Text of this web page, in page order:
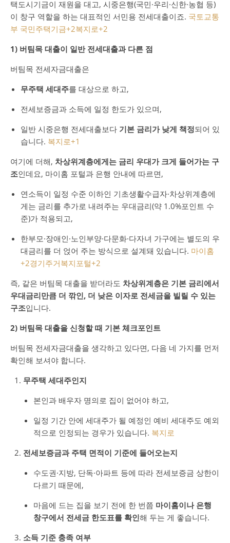
택도시기금이 재원을 대고, 시중은행(국민·우리·신한·농협 등)
이 창구 역할을 하는 대표적인 서민용 전세대출이죠. 국토교통
부 국민주택기금+2복지로+2
1) 버팀목 대출이 일반 전세대출과 다른 점
버팀목 전세자금대출은
무주택 세대주를 대상으로 하고,
전세보증금과 소득에 일정 한도가 있으며,
일반 시중은행 전세대출보다 기본 금리가 낮게 책정되어 있
습니다. 복지로+1
여기에 더해, 차상위계층에게는 금리 우대가 크게 들어가는 구
조인데요, 마이홈 포털과 은행 안내에 따르면,
연소득이 일정 수준 이하인 기초생활수급자·차상위계층에
게는 금리를 추가로 내려주는 우대금리(약 1.0%포인트 수
준)가 적용되고,
한부모·장애인·노인부양·다문화·다자녀 가구에는 별도의 우
대금리를 더 얹어 주는 방식으로 설계돼 있습니다. 마이홈
+2경기주거복지포털+2
즉, 같은 버팀목 대출을 받더라도 차상위계층은 기본 금리에서
우대금리만큼 더 깎인, 더 낮은 이자로 전세금을 빌릴 수 있는
구조입니다.
2) 버팀목 대출을 신청할 때 기본 체크포인트
버팀목 전세자금대출을 생각하고 있다면, 다음 네 가지를 먼저
확인해 보셔야 합니다.
무주택 세대주인지
본인과 배우자 명의로 집이 없어야 하고,
일정 기간 안에 세대주가 될 예정인 예비 세대주도 예외
적으로 인정되는 경우가 있습니다. 복지로
전세보증금과 주택 면적이 기준에 들어오는지
수도권·지방, 단독·아파트 등에 따라 전세보증금 상한이
다르기 때문에,
마음에 드는 집을 보기 전에 한 번쯤 마이홈이나 은행
창구에서 전세금 한도표를 확인해 두는 게 좋습니다.
소득 기준 충족 여부